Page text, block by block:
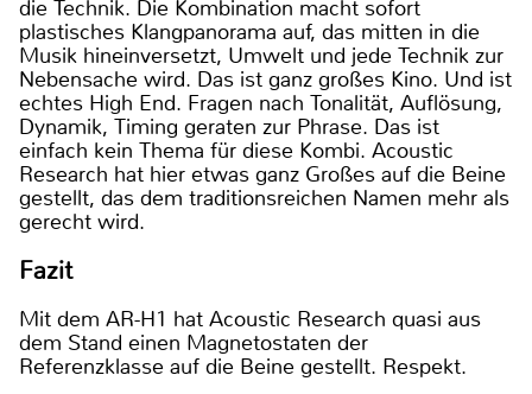
die Technik. Die Kombination macht sofort
plastisches Klangpanorama auf, das mitten in die
Musik hineinversetzt, Umwelt und jede Technik zur
Nebensache wird. Das ist ganz großes Kino. Und ist
echtes High End. Fragen nach Tonalität, Auflösung,
Dynamik, Timing geraten zur Phrase. Das ist
einfach kein Thema für diese Kombi. Acoustic
Research hat hier etwas ganz Großes auf die Beine
gestellt, das dem traditionsreichen Namen mehr als
gerecht wird.
Fazit
Mit dem AR-H1 hat Acoustic Research quasi aus
dem Stand einen Magnetostaten der
Referenzklasse auf die Beine gestellt. Respekt.